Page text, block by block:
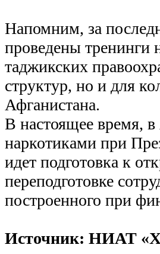
Напомним, за
проведены тренинги
таджикских
структур, но и для
Афганистана.
В настоящее время,
наркотиками при
идет подготовка к
переподготовке
построенного при
Источник: НИАТ